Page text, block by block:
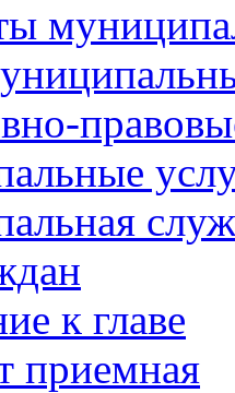
к главе
приемная